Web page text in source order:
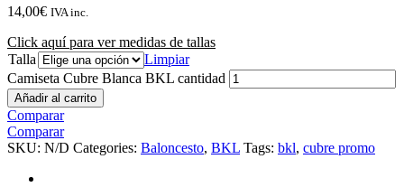
14,00€ IVA inc.
Click aquí para ver medidas de tallas
Talla
Limpiar
Camiseta Cubre Blanca BKL cantidad
Añadir al carrito
Comparar
Comparar
SKU: N/D Categories: Baloncesto, BKL Tags: bkl, cubre promo